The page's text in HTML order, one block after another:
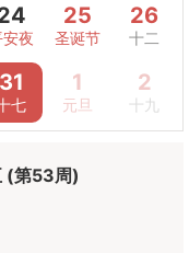
安夜
25
圣诞节
26
十二
31
七
1
元旦
2
十九
(第53周)